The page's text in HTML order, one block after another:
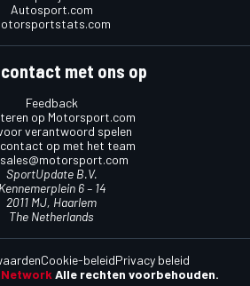
Autosport.com
contact met ons op
Feedback
op Motorsport.com
verantwoord spelen
contact op met het team
SportUpdate B.V.
Kennemerplein 6 – 14
2011 MJ, Haarlem
The Netherlands
Alle rechten voorbehouden.
Cookie-beleidPrivacy beleid